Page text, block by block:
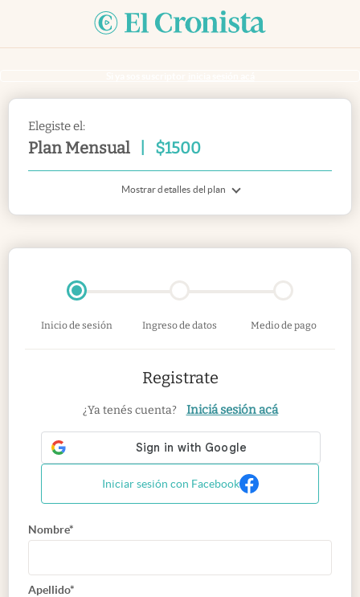
Elegiste el:
Plan Mensual $1500
Mostrar detalles del plan
Inicio de sesión Ingreso de datos Medio de pago
Registrate
¿Ya tenés cuenta? Iniciá sesión acá
Iniciar sesión con Facebook
Nombre*
Apellido*